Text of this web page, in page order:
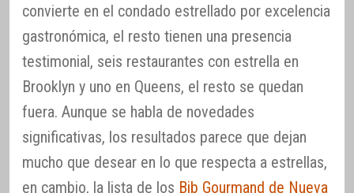
convierte en el condado estrellado por excelencia
gastronómica, el resto tienen una presencia
testimonial, seis restaurantes con estrella en
Brooklyn y uno en Queens, el resto se quedan
fuera. Aunque se habla de novedades
significativas, los resultados parece que dejan
mucho que desear en lo que respecta a estrellas,
en cambio, la lista de los Bib Gourmand de Nueva